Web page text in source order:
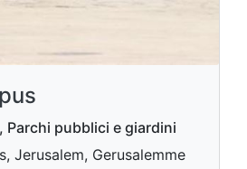
Parchi pubblici e giardini
Jerusalem, Gerusalemme